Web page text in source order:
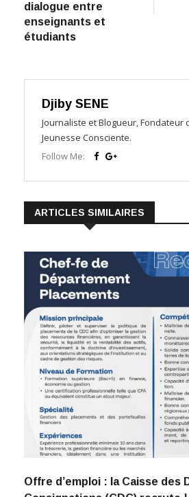
dialogue entre
enseignants et
étudiants
Djiby SENE
Journaliste et Blogueur, Fondateur
Jeunesse Consciente.
Follow Me:
ARTICLES SIMILAIRES
Offre d’emploi : la Caisse des